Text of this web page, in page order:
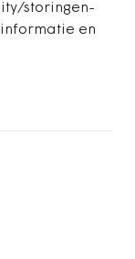
storingen-
en